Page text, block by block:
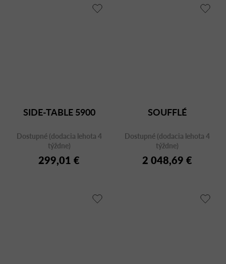
SIDE-TABLE 5900
Dostupné (dodacia lehota 4
týždne)
299,01 €
SOUFFLÉ
Dostupné (dodacia lehota 4
týždne)
2 048,69 €